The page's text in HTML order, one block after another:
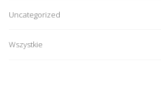
Uncategorized
Wszystkie